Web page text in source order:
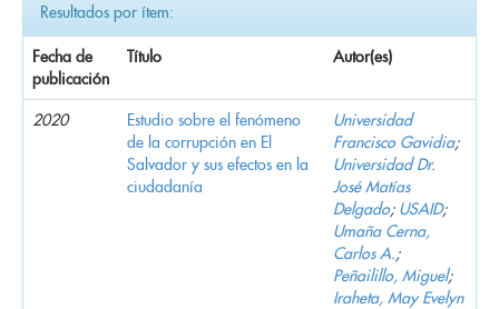
Resultados por ítem:
Fecha de
publicación
Título Autor(es)
2020
Estudio sobre el fenómeno
de la corrupción en El
Salvador y sus efectos en la
ciudadanía
Universidad
Francisco Gavidia;
Universidad Dr.
José Matías
Delgado; USAID;
Umaña Cerna,
Carlos A.;
Peñailillo, Miguel;
Iraheta, May Evelyn